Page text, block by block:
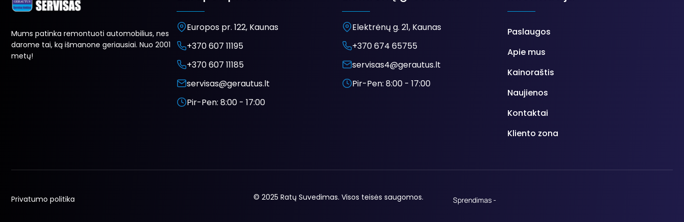
Mums patinka remontuoti automobilius, nes
darome tai, ką išmanone geriausiai. Nuo 2001
metų!
Europos pr. 122, Kaunas
+370 607 11195
+370 607 11185
servisas@gerautus.lt
Pir-Pen: 8:00 - 17:00
Elektrėnų g. 21, Kaunas
+370 674 65755
servisas4@gerautus.lt
Pir-Pen: 8:00 - 17:00
Paslaugos
Apie mus
Kainoraštis
Naujienos
Kontaktai
Kliento zona
Privatumo politika © 2025 Ratų Suvedimas. Visos teisės saugomos. Sprendimas -